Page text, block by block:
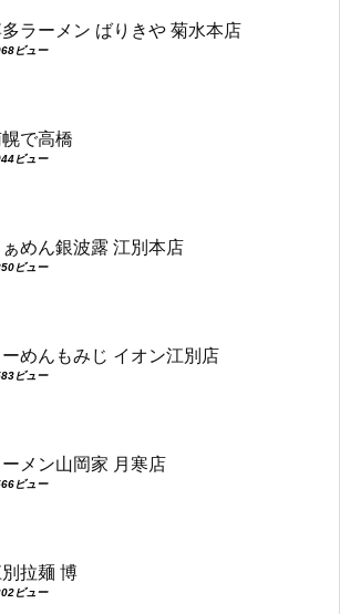
ラーメン ばりきや 菊水本店
ビュー
で高橋
ビュー
ぁめん銀波露 江別本店
ビュー
ーめんもみじ イオン江別店
ビュー
ーメン山岡家 月寒店
ビュー
拉麺 博
ビュー